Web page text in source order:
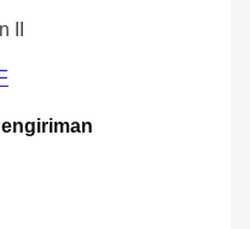
II